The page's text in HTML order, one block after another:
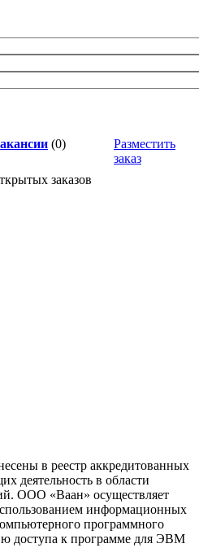
(0)
Разместить
заказ
заказов
в реестр аккредитованных
деятельность в области
ООО «Ваан» осуществляет
информационных
программного
доступа к программе для ЭВМ